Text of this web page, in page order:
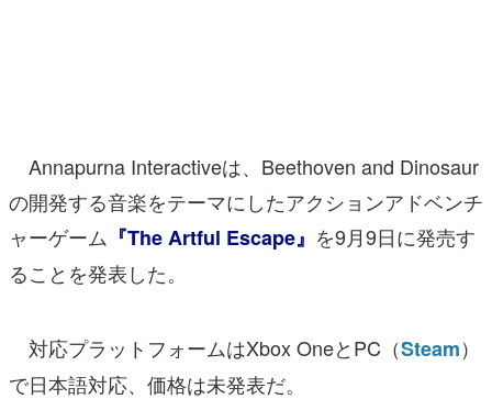
その他
電ファミニコゲーマーとは？
運営：株式会社マレ
Annapurna Interactiveは、Beethoven and Dinosaur
の開発する音楽をテーマにしたアクションアドベンチ
ャーゲーム 『The Artful Escape』 を9月9日に発売す
ることを発表した。
対応プラットフォームはXbox OneとPC（Steam）
で日本語対応、価格は未発表だ。